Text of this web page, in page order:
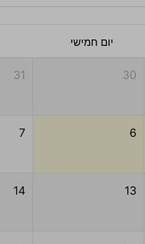
יום חמישי
30
31
6
7
13
14